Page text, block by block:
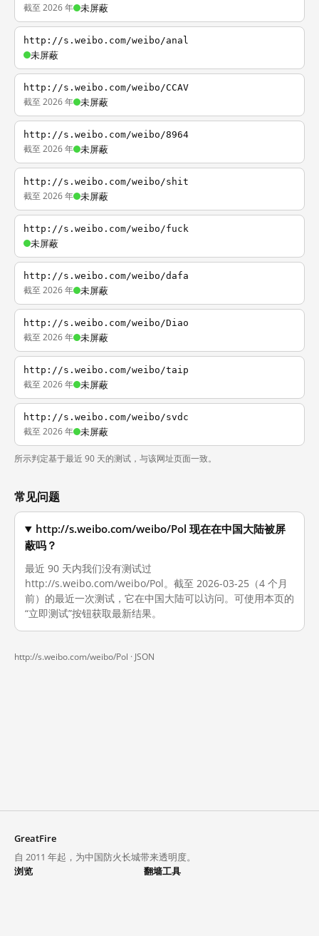
截至 2026 年 未屏蔽
http://s.weibo.com/weibo/anal
未屏蔽
http://s.weibo.com/weibo/CCAV
截至 2026 年 未屏蔽
http://s.weibo.com/weibo/8964
截至 2026 年 未屏蔽
http://s.weibo.com/weibo/shit
截至 2026 年 未屏蔽
http://s.weibo.com/weibo/fuck
未屏蔽
http://s.weibo.com/weibo/dafa
截至 2026 年 未屏蔽
http://s.weibo.com/weibo/Diao
截至 2026 年 未屏蔽
http://s.weibo.com/weibo/taip
截至 2026 年 未屏蔽
http://s.weibo.com/weibo/svdc
截至 2026 年 未屏蔽
所示判定基于最近 90 天的测试，与该网址页面一致。
常见问题
http://s.weibo.com/weibo/Pol 现在在中国大陆被屏
蔽吗？
最近 90 天内我们没有测试过
http://s.weibo.com/weibo/Pol。截至 2026-03-25（4 个月
前）的最近一次测试，它在中国大陆可以访问。可使用本页的
“立即测试”按钮获取最新结果。
http://s.weibo.com/weibo/Pol · JSON
GreatFire
自 2011 年起，为中国防火长城带来透明度。
浏览
翻墙工具